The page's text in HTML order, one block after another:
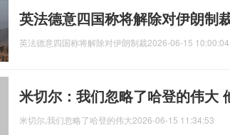
英法德意四国称将解除对伊朗制
英法德意四国称将解除对伊朗制裁2026-06-15 10:00:04
米切尔：我们忽略了哈登的伟大
米切尔,我们忽略了哈登的伟大2026-06-15 11:34:53